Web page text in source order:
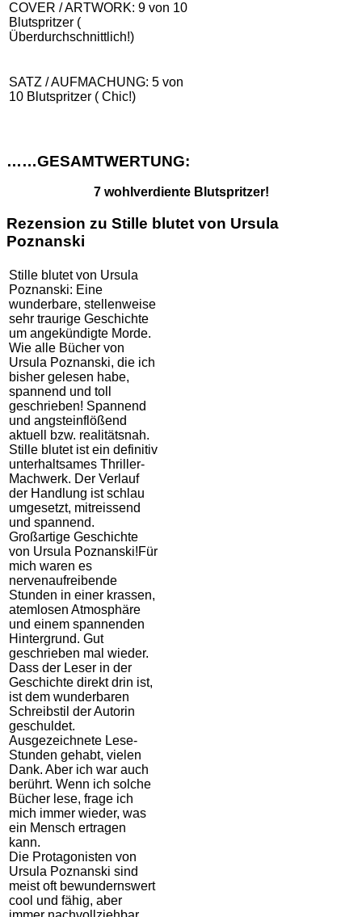
COVER / ARTWORK: 9 von 10
Blutspritzer (
Überdurchschnittlich!)
SATZ / AUFMACHUNG: 5 von
10 Blutspritzer ( Chic!)
……GESAMTWERTUNG:
7 wohlverdiente Blutspritzer!
Rezension zu Stille blutet von Ursula
Poznanski
Stille blutet von Ursula
Poznanski: Eine
wunderbare, stellenweise
sehr traurige Geschichte
um angekündigte Morde.
Wie alle Bücher von
Ursula Poznanski, die ich
bisher gelesen habe,
spannend und toll
geschrieben! Spannend
und angsteinflößend
aktuell bzw. realitätsnah.
Stille blutet ist ein definitiv
unterhaltsames Thriller-
Machwerk. Der Verlauf
der Handlung ist schlau
umgesetzt, mitreissend
und spannend.
Großartige Geschichte
von Ursula Poznanski!Für
mich waren es
nervenaufreibende
Stunden in einer krassen,
atemlosen Atmosphäre
und einem spannenden
Hintergrund. Gut
geschrieben mal wieder.
Dass der Leser in der
Geschichte direkt drin ist,
ist dem wunderbaren
Schreibstil der Autorin
geschuldet.
Ausgezeichnete Lese-
Stunden gehabt, vielen
Dank. Aber ich war auch
berührt. Wenn ich solche
Bücher lese, frage ich
mich immer wieder, was
ein Mensch ertragen
kann.
Die Protagonisten von
Ursula Poznanski sind
meist oft bewundernswert
cool und fähig, aber